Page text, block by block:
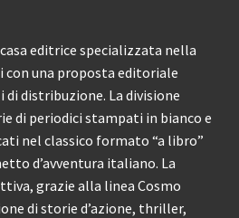
editrice specializzata nella
una proposta editoriale
di distribuzione. La divisione
di periodici stampati in bianco e
nel classico formato “a libro”
d’avventura italiano. La
grazie alla linea Cosmo
di storie d’azione, thriller,